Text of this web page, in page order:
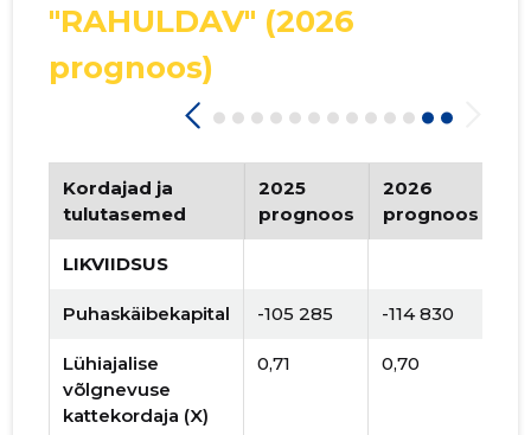
"RAHULDAV" (2026
prognoos)
Kordajad ja
tulutasemed
2025
prognoos
2026
prognoos
LIKVIIDSUS
Puhaskäibekapital -105 285 -114 830
Lühiajalise
võlgnevuse
kattekordaja (X)
0,71 0,70